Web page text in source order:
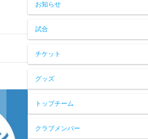
お知らせ
試合
チケット
グッズ
トップチーム
クラブメンバー